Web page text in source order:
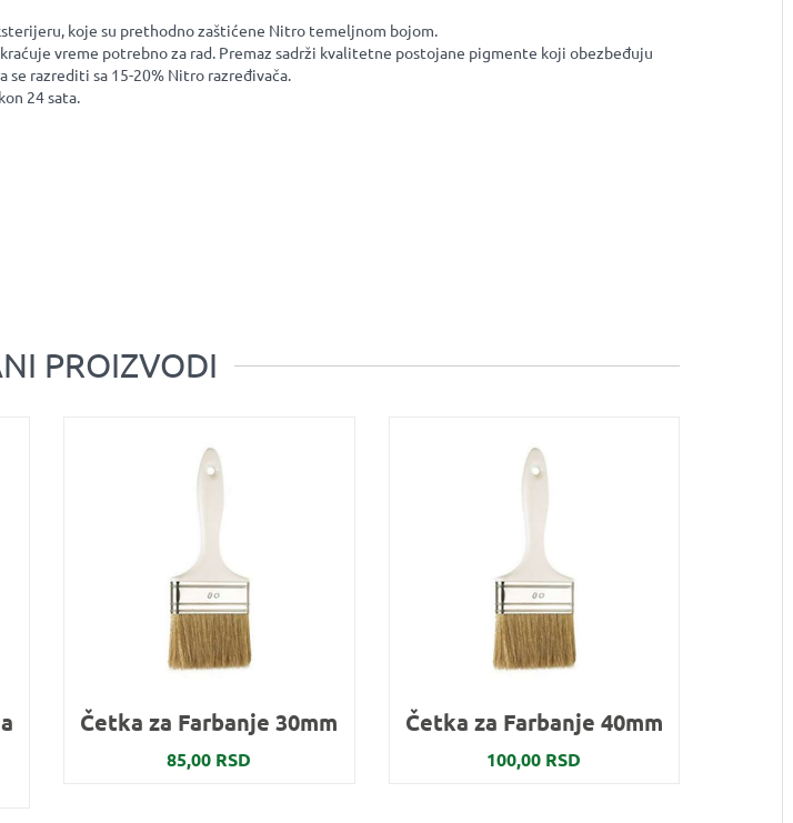
koje su prethodno zaštićene Nitro temeljnom bojom.
vreme potrebno za rad. Premaz sadrži kvalitetne postojane pigmente koji obezbeđuju
razrediti sa 15-20% Nitro razređivača.
24 sata.
PROIZVODI
Četka za Farbanje 30mm
85,00 RSD
Četka za Farbanje 40mm
100,00 RSD